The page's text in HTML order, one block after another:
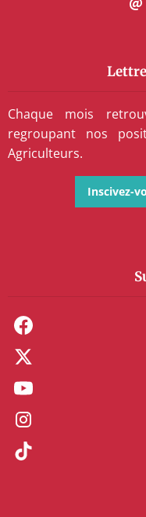
Chaque mois
regroupant nos
Agriculteurs.
Inscivez-